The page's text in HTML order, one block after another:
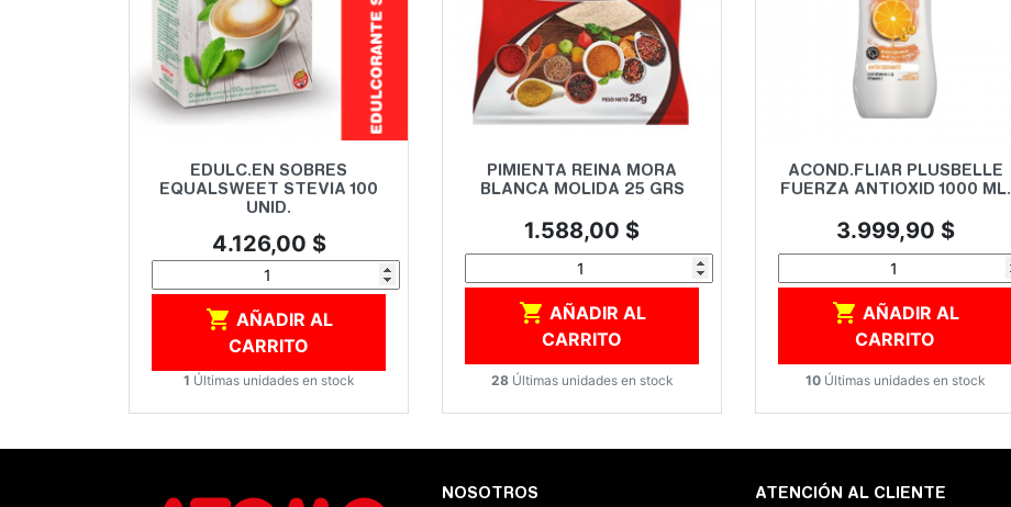
Vista rápida
EDULC.EN SOBRES
EQUALSWEET STEVIA 100
UNID.
Precio
4.126,00 $

CARRITO
1 Últimas unidades en stock
Vista rápida
PIMIENTA REINA MORA
BLANCA MOLIDA 25 GRS
Precio
1.588,00 $

CARRITO
28 Últimas unidades en stock
Vista rápida
ACOND.FLIAR PLUSBELLE
FUERZA ANTIOXID 1000 ML.
Precio
3.999,90 $

CARRITO
10 Últimas unidades en stock
NOSOTROS ATENCIÓN AL CLIENTE